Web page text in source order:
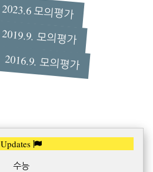
2023.6 모의평가
2019.9. 모의평가
2016.9. 모의평가
Updates
수능